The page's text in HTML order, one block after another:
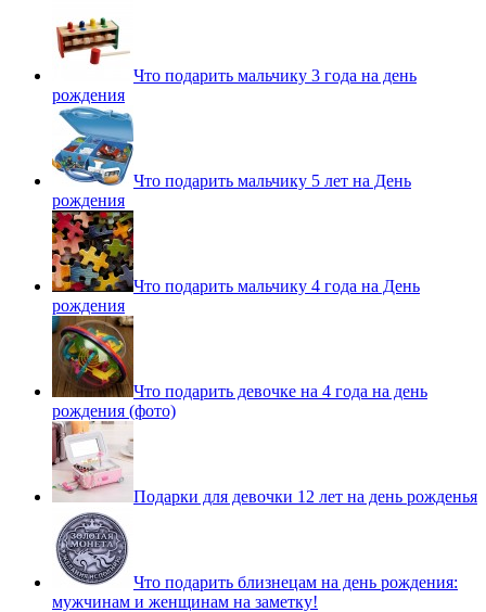
Что подарить мальчику 3 года на день
рождения
Что подарить мальчику 5 лет на День
рождения
Что подарить мальчику 4 года на День
рождения
Что подарить девочке на 4 года на день
рождения (фото)
Подарки для девочки 12 лет на день рожденья
Что подарить близнецам на день рождения:
мужчинам и женщинам на заметку!